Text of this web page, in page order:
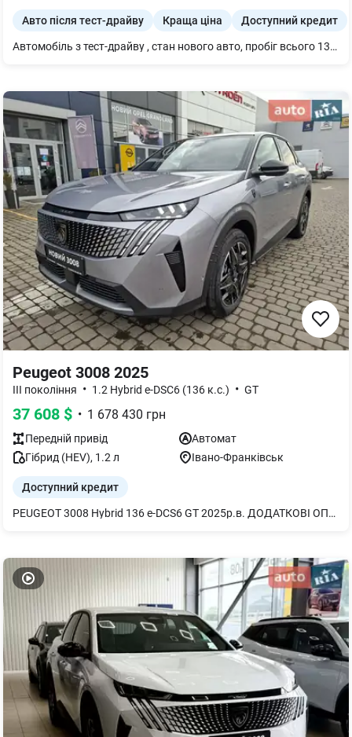
Авто після тест-драйву Краща ціна Доступний кредит
Автомобіль з тест-драйву , стан нового авто, пробіг всього 130 км
Peugeot 3008 2025
III покоління • 1.2 Hybrid e-DSC6 (136 к.с.) • GT
37 608 $ • 1 678 430 грн
Передній привід
Автомат
Гібрид (HEV), 1.2л Івано-Франківськ
Доступний кредит
PEUGEOT 3008 Hybrid 136 e-DCS6 GT 2025р.в. ДОДАТКОВІ ОПЦІЇ: Пакет БЕЗПЕКА GT ПЛЮС: Система допомоги при зміні смуги руху Система попередження про поперечний рух позаду Асистент утримання обраної позиції в смузі руху Сигналізація Бездротова зарядка, 15 Вт Камера 360° (4 камери) Зовнішні дзеркала заднього виду з функцією автоскладання, LED підсвіткою і налаштуванням позиції при реверсі ФАРБА: СТАЛЬНИЙ МЕТАЛІК (F4M0)